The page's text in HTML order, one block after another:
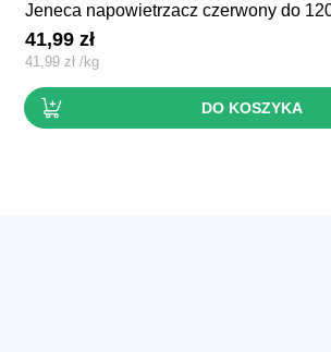
jeneca napowietrzacz czerwony do
41,99zł
41,99zł /kg
DO KOSZYKA